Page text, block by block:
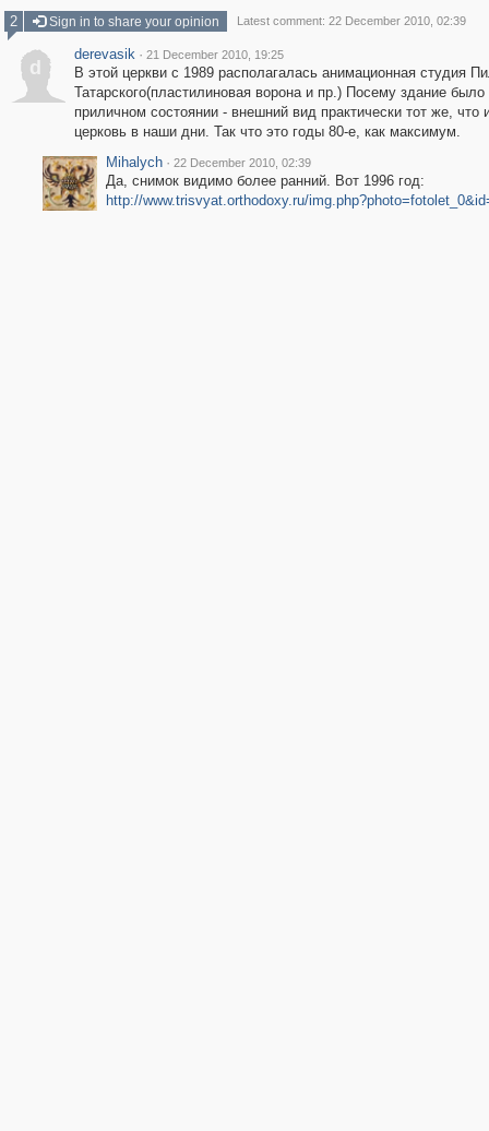
2
Sign in to share your opinion Latest comment: 22 December 2010, 02:39
d
derevasik · 21 December 2010, 19:25
В этой церкви с 1989 располагалась анимационная студия
Татарского(пластилиновая ворона и пр.) Посему здание было
приличном состоянии - внешний вид практически тот же, что
церковь в наши дни. Так что это годы 80-е, как максимум.
Mihalych · 22 December 2010, 02:39
Да, снимок видимо более ранний. Вот 1996 год:
http://www.trisvyat.orthodoxy.ru/